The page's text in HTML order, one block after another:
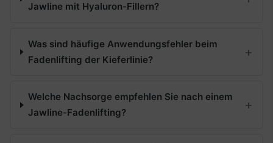
Jawline mit Hyaluron-Fillern?
Was sind häufige Anwendungsfehler beim
Fadenlifting der Kieferlinie?
Welche Nachsorge empfehlen Sie nach einem
Jawline-Fadenlifting?